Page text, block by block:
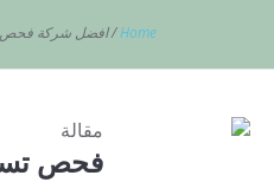
Home
/افضل شركة فحص
مقالة
فحص